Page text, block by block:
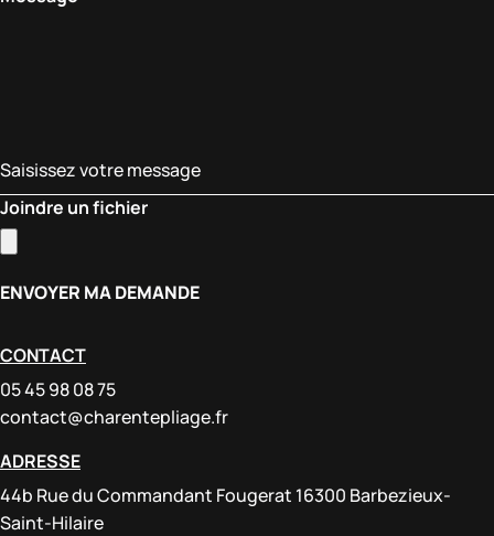
Joindre un fichier
CONTACT
05 45 98 08 75
contact@charentepliage.fr
ADRESSE
44b Rue du Commandant Fougerat 16300 Barbezieux-
Saint-Hilaire